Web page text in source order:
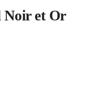
Noir et Or